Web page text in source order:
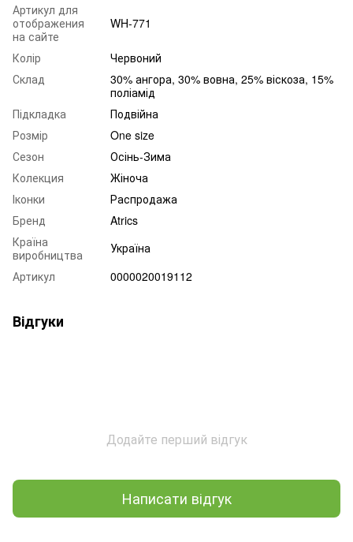
Артикул для
отображения
на сайте
WH-771
Колір
Червоний
Склад
30% ангора, 30% вовна, 25% віскоза, 15%
поліамід
Підкладка
Подвійна
Розмір
One size
Сезон
Осінь-Зима
Колекция
Жіноча
Іконки
Распродажа
Бренд
Atrics
Країна
виробництва
Україна
Артикул
0000020019112
Відгуки
Додайте перший відгук
Написати відгук